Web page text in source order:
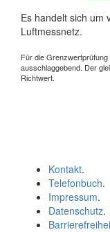
Es handelt sich um
Luftmessnetz.
Für die
ausschlaggebend. Der
Richtwert.
Kontakt.
Telefonbuch.
Impressum.
Datenschutz.